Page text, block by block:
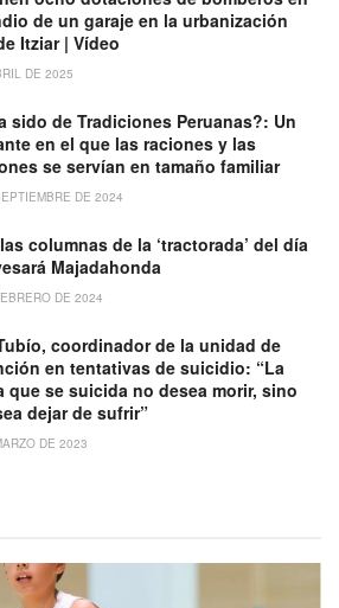
de un garaje en la urbanización
Itziar | Vídeo
DE 2025
sido de Tradiciones Peruanas?: Un
en el que las raciones y las
se servían en tamaño familiar
DE 2024
columnas de la ‘tractorada’ del día
Majadahonda
DE 2024
coordinador de la unidad de
en tentativas de suicidio: “La
que se suicida no desea morir, sino
dejar de sufrir”
DE 2023